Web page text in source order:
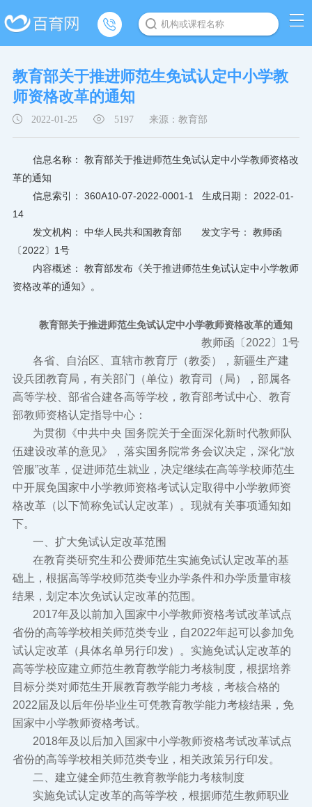
机构或课程名称
教育部关于推进师范生免试认定中小学教
师资格改革的通知
2022-01-25 5197 来源：教育部
信息名称： 教育部关于推进师范生免试认定中小学教师资格改
革的通知
信息索引： 360A10-07-2022-0001-1 生成日期： 2022-01-
14
发文机构： 中华人民共和国教育部 发文字号： 教师函
〔2022〕1号
内容概述： 教育部发布《关于推进师范生免试认定中小学教师
资格改革的通知》。
教育部关于推进师范生免试认定中小学教师资格改革的通知
教师函〔2022〕1号
各省、自治区、直辖市教育厅（教委），新疆生产建
设兵团教育局，有关部门（单位）教育司（局），部属各
高等学校、部省合建各高等学校，教育部考试中心、教育
部教师资格认定指导中心：
为贯彻《中共中央 国务院关于全面深化新时代教师队
伍建设改革的意见》，落实国务院常务会议决定，深化“放
管服”改革，促进师范生就业，决定继续在高等学校师范生
中开展免国家中小学教师资格考试认定取得中小学教师资
格改革（以下简称免试认定改革）。现就有关事项通知如
下。
一、扩大免试认定改革范围
在教育类研究生和公费师范生实施免试认定改革的基
础上，根据高等学校师范类专业办学条件和办学质量审核
结果，划定本次免试认定改革的范围。
2017年及以前加入国家中小学教师资格考试改革试点
省份的高等学校相关师范类专业，自2022年起可以参加免
试认定改革（具体名单另行印发）。实施免试认定改革的
高等学校应建立师范生教育教学能力考核制度，根据培养
目标分类对师范生开展教育教学能力考核，考核合格的
2022届及以后年份毕业生可凭教育教学能力考核结果，免
国家中小学教师资格考试。
2018年及以后加入国家中小学教师资格考试改革试点
省份的高等学校相关师范类专业，相关政策另行印发。
二、建立健全师范生教育教学能力考核制度
实施免试认定改革的高等学校，根据师范生教师职业